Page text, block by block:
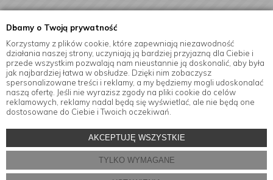
Dbamy o Twoją prywatność
Korzystamy z plików cookie, które zapewniają niezawodność
działania naszej strony, uczyniają ją bardziej przyjazną dla Ciebie i
przede wszystkim pozwalają nam nieustannie ją doskonalić, aby była
jak najbardziej łatwa w obsłudze. Dzięki nim zobaczysz
spersonalizowane treści i reklamy, a my będziemy mogli udoskonalać
naszą ofertę. Jeśli nie wyrazisz zgody na pliki cookie do celów
reklamowych, reklamy nadal będą się wyświetlać, ale nie będą one
dostosowane do Ciebie i Twoich oczekiwań.
AKCEPTUJĘ WSZYSTKIE
TYLKO WYMAGANE
elektroniczną na podany adres e-mail.
Informacje
Akcesoria kuchenne w sklepie internetowym MensaHome.eu
Projekt i oprogramowanie sklepu:ebexo